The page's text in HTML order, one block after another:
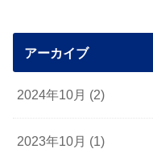
アーカイブ
2024年10月 (2)
2023年10月 (1)